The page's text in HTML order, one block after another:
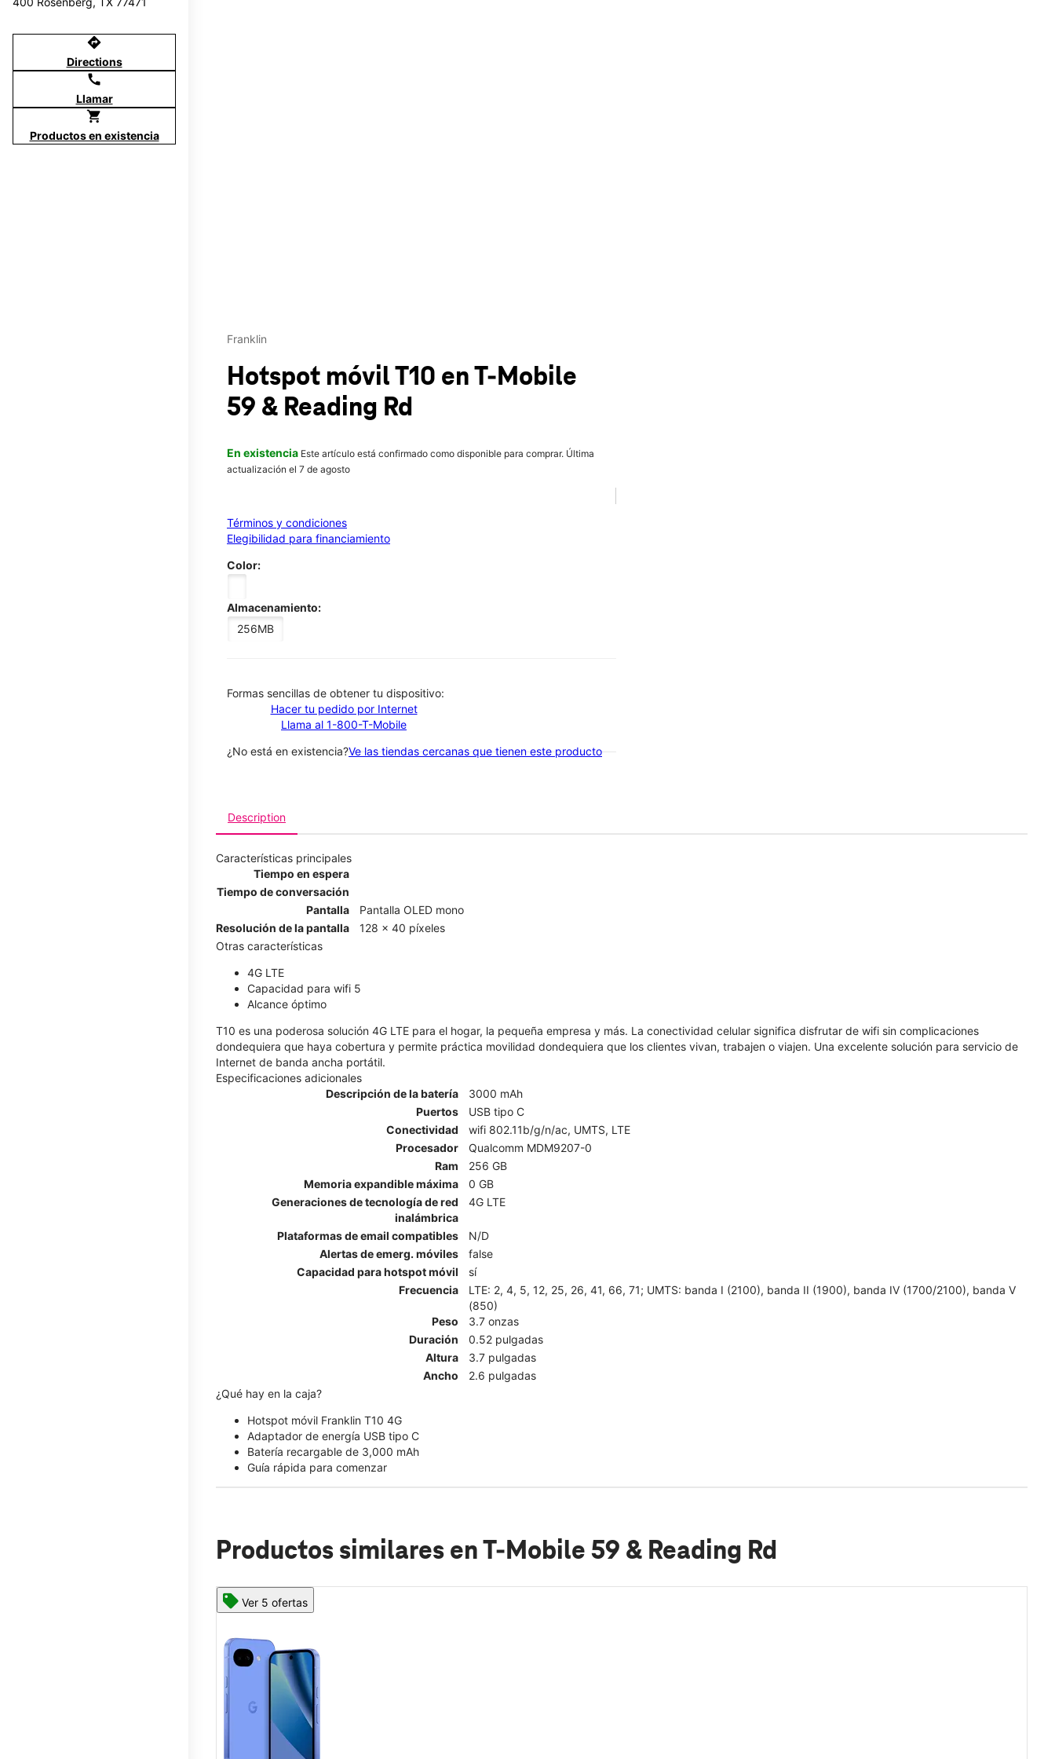
directions
Directions
call
Llamar
shopping_cart
Productos en existencia
Franklin
Hotspot móvil T10 en T-Mobile
59 & Reading Rd
En existencia Este artículo está confirmado como disponible para comprar. Última
actualización el 7 de agosto
Términos y condiciones
Elegibilidad para financiamiento
Color:
Almacenamiento:
256MB
​​​​​​​Formas sencillas de obtener tu dispositivo:
Hacer tu pedido por Internet
Llama al 1-800-T-Mobile
¿No está en existencia?Ve las tiendas cercanas que tienen este producto
Description
Características principales
Tiempo en espera
Tiempo de conversación
Pantalla
Pantalla OLED mono
Resolución de la pantalla
128 x 40 píxeles
Otras características
4G LTE
Capacidad para wifi 5
Alcance óptimo
T10 es una poderosa solución 4G LTE para el hogar, la pequeña empresa y más. La conectividad celular significa disfrutar de wifi sin complicaciones
dondequiera que haya cobertura y permite práctica movilidad dondequiera que los clientes vivan, trabajen o viajen. Una excelente solución para servicio de
Internet de banda ancha portátil.
Especificaciones adicionales
Descripción de la batería
3000 mAh
Puertos
USB tipo C
Conectividad
wifi 802.11b/g/n/ac, UMTS, LTE
Procesador
Qualcomm MDM9207-0
Ram
256 GB
Memoria expandible máxima
0 GB
Generaciones de tecnología de red
inalámbrica
4G LTE
Plataformas de email compatibles
N/D
Alertas de emerg. móviles
false
Capacidad para hotspot móvil
sí
Frecuencia
LTE: 2, 4, 5, 12, 25, 26, 41, 66, 71; UMTS: banda I (2100), banda II (1900), banda IV (1700/2100), banda V
(850)
Peso
3.7 onzas
Duración
0.52 pulgadas
Altura
3.7 pulgadas
Ancho
2.6 pulgadas
¿Qué hay en la caja?
Hotspot móvil Franklin T10 4G
Adaptador de energía USB tipo C
Batería recargable de 3,000 mAh
Guía rápida para comenzar
Productos similares en T-Mobile 59 & Reading Rd
Ver 5 ofertas